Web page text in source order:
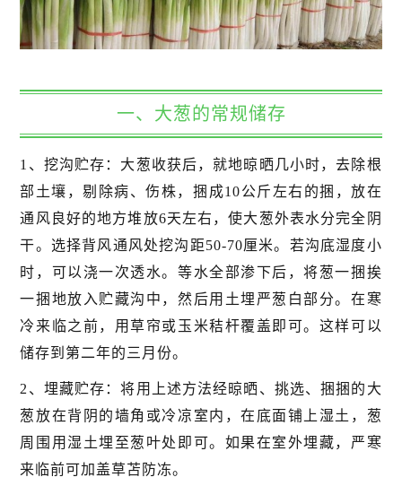
一、大葱的常规储存
1、挖沟贮存：大葱收获后，就地晾晒几小时，去除根
部土壤，剔除病、伤株，捆成10公斤左右的捆，放在
通风良好的地方堆放6天左右，使大葱外表水分完全阴
干。选择背风通风处挖沟距50-70厘米。若沟底湿度小
时，可以浇一次透水。等水全部渗下后，将葱一捆挨
一捆地放入贮藏沟中，然后用土埋严葱白部分。在寒
冷来临之前，用草帘或玉米秸杆覆盖即可。这样可以
储存到第二年的三月份。
2、埋藏贮存：将用上述方法经晾晒、挑选、捆捆的大
葱放在背阴的墙角或冷凉室内，在底面铺上湿土，葱
周围用湿土埋至葱叶处即可。如果在室外埋藏，严寒
来临前可加盖草苫防冻。